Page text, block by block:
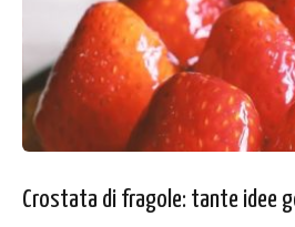
Crostata di fragole: tante idee